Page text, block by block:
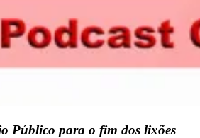
Público para o fim dos lixões